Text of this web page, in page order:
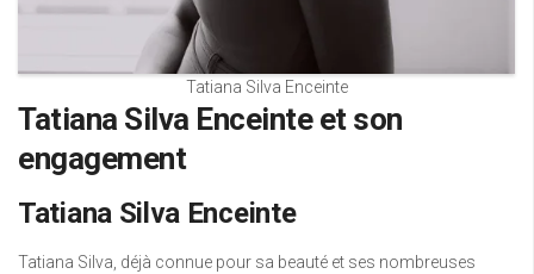
Tatiana Silva Enceinte
Tatiana Silva Enceinte et son
engagement
Tatiana Silva Enceinte
Tatiana Silva, déjà connue pour sa beauté et ses nombreuses